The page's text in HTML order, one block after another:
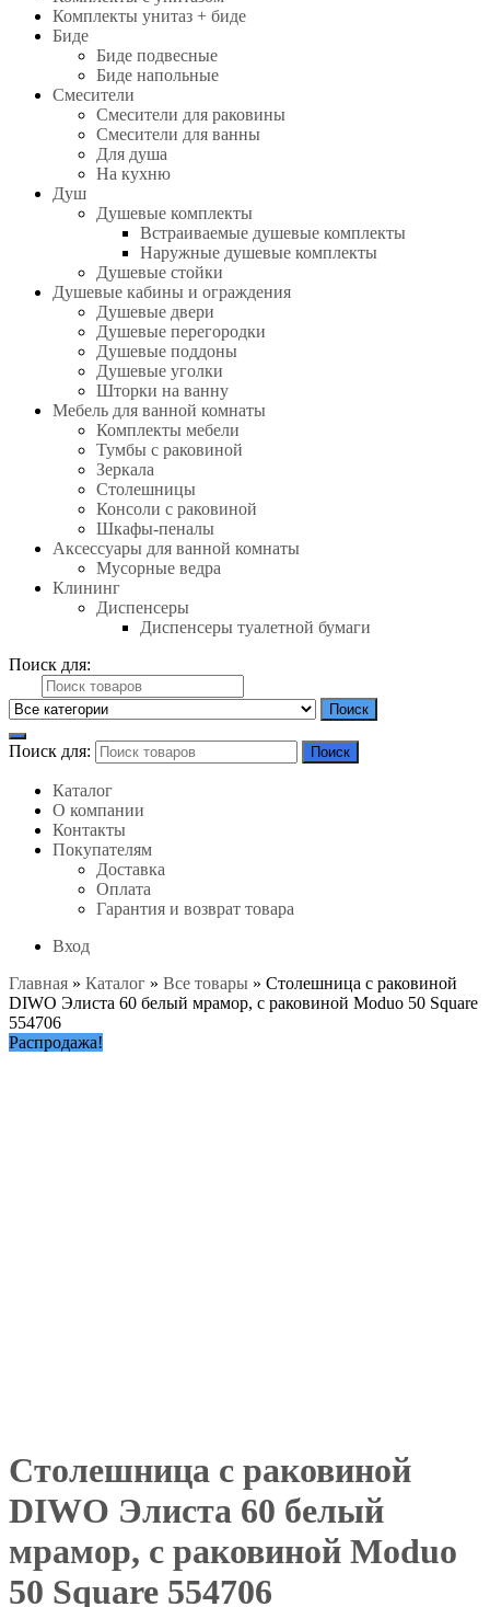
Комплекты унитаз + биде
Биде
Биде подвесные
Биде напольные
Смесители
Смесители для раковины
Смесители для ванны
Для душа
На кухню
Душ
Душевые комплекты
Встраиваемые душевые комплекты
Наружные душевые комплекты
Душевые стойки
Душевые кабины и ограждения
Душевые двери
Душевые перегородки
Душевые поддоны
Душевые уголки
Шторки на ванну
Мебель для ванной комнаты
Комплекты мебели
Тумбы с раковиной
Зеркала
Столешницы
Консоли с раковиной
Шкафы-пеналы
Аксессуары для ванной комнаты
Мусорные ведра
Клининг
Диспенсеры
Диспенсеры туалетной бумаги
Поиск для:
Поиск
Поиск для: Поиск
Каталог
О компании
Контакты
Покупателям
Доставка
Оплата
Гарантия и возврат товара
Вход
Главная » Каталог » Все товары » Столешница с раковиной
DIWO Элиста 60 белый мрамор, с раковиной Moduo 50 Square
554706
Распродажа!
Столешница с раковиной
DIWO Элиста 60 белый
мрамор, с раковиной Moduo
50 Square 554706